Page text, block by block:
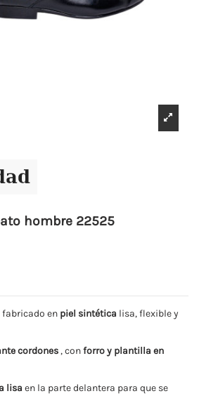
hombre 22525
fabricado en piel sintética lisa, flexible y
cordones, conforro y plantilla en
lisa en la parte delantera para que se